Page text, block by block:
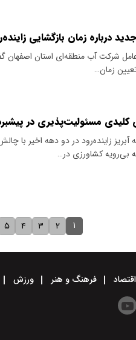
درباره زمان بازگشایی
شرکت آب منطقه‌ای استان اصفهان
زمان…
مسئولیت‌پذیری در
زاینده‌رود در دو دهه اخیر با
بی‌رویه کشاورزی در…
۱ ۲ ۳ ۴ ۵
اقتصاد فرهنگ و هنر ورزش